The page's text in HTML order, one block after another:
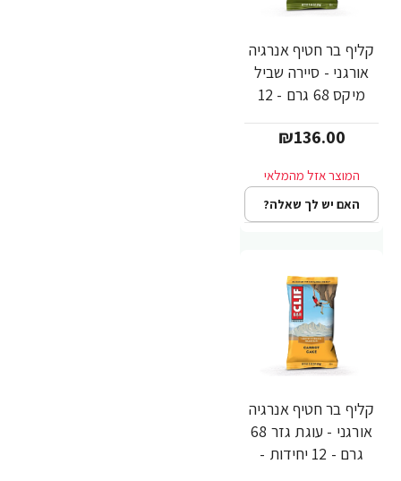
קליף בר חטיף אנרגיה
אורגני - סיירה שביל
מיקס 68 גרם - 12
Bar
₪136.00
האם יש לך שאלה?
קליף בר חטיף אנרגיה
אורגני - עוגת גזר 68
גרם - 12 יחידות -